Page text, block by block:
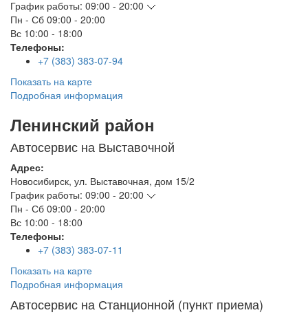
График работы: 09:00 - 20:00
Пн - Сб 09:00 - 20:00
Вс 10:00 - 18:00
Телефоны:
+7 (383) 383-07-94
Показать на карте
Подробная информация
Ленинский район
Автосервис на Выставочной
Адрес:
Новосибирск, ул. Выставочная, дом 15/2
График работы: 09:00 - 20:00
Пн - Сб 09:00 - 20:00
Вс 10:00 - 18:00
Телефоны:
+7 (383) 383-07-11
Показать на карте
Подробная информация
Автосервис на Станционной (пункт приема)